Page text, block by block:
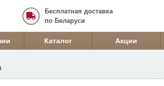
Бесплатная доставка
по Беларуси
Каталог Акции